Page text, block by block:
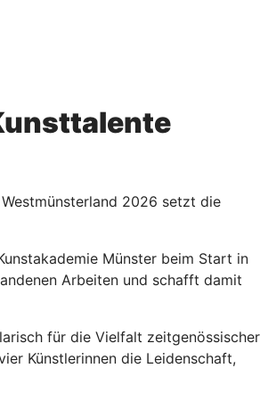
2026 setzt die
Münster beim Start in
Arbeiten und schafft damit
für die Vielfalt zeitgenössischer
Künstlerinnen die Leidenschaft,